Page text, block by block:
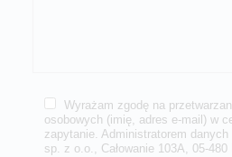
Wyrażam zgodę na
osobowych (imię, adres e-mail) w
zapytanie. Administratorem
sp. z o.o., Całowanie 103A, 05-480